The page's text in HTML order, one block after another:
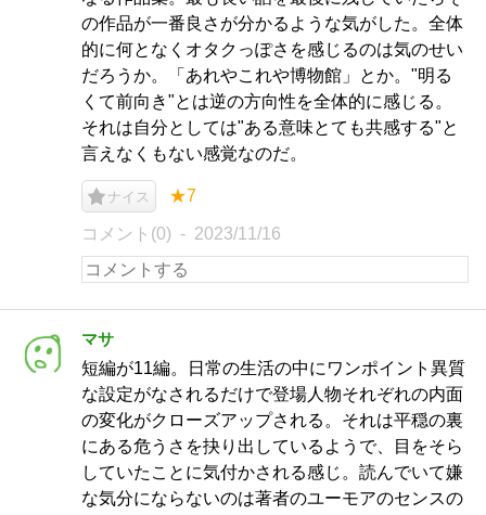
の作品が一番良さが分かるような気がした。全体
的に何となくオタクっぽさを感じるのは気のせい
だろうか。「あれやこれや博物館」とか。"明る
くて前向き"とは逆の方向性を全体的に感じる。
それは自分としては"ある意味とても共感する"と
言えなくもない感覚なのだ。
ナイス ★7
コメント(0) 2023/11/16
マサ
短編が11編。日常の生活の中にワンポイント異質
な設定がなされるだけで登場人物それぞれの内面
の変化がクローズアップされる。それは平穏の裏
にある危うさを抉り出しているようで、目をそら
していたことに気付かされる感じ。読んでいて嫌
な気分にならないのは著者のユーモアのセンスの